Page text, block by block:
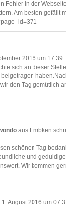
Fehler in der
Am besten gefällt
2016 um 17:39:
sich an dieser
den Tag gemütlich
aus Embken
schönen Tag
und
Wir kommen
1. August 2016 um